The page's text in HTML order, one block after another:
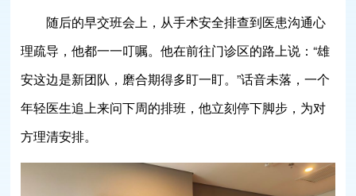
随后的早交班会上，从手术安全排查到医患沟通心
理疏导，他都一一叮嘱。他在前往门诊区的路上说：“雄
安这边是新团队，磨合期得多盯一盯。”话音未落，一个
年轻医生追上来问下周的排班，他立刻停下脚步，为对
方理清安排。